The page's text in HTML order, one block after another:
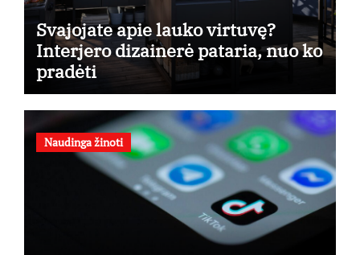
Svajojate apie lauko virtuvę?
Interjero dizainerė pataria, nuo ko
pradėti
Naudinga žinoti